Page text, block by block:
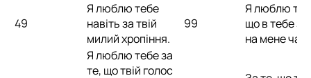
49
Я люблю тебе
навіть за твій
милий хропіння.
99
Я люблю
що в тебе
на мене час.
Я люблю тебе за
те, що твій голос